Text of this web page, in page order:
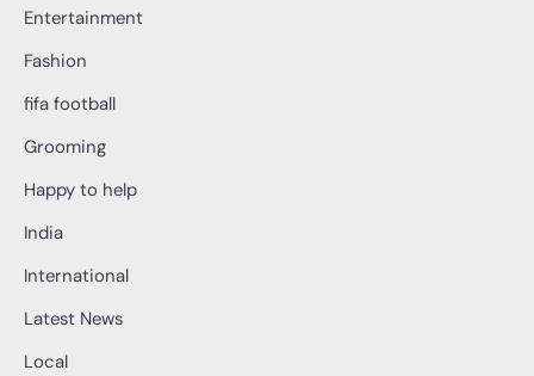
Entertainment
Fashion
fifa football
Grooming
Happy to help
India
International
Latest News
Local